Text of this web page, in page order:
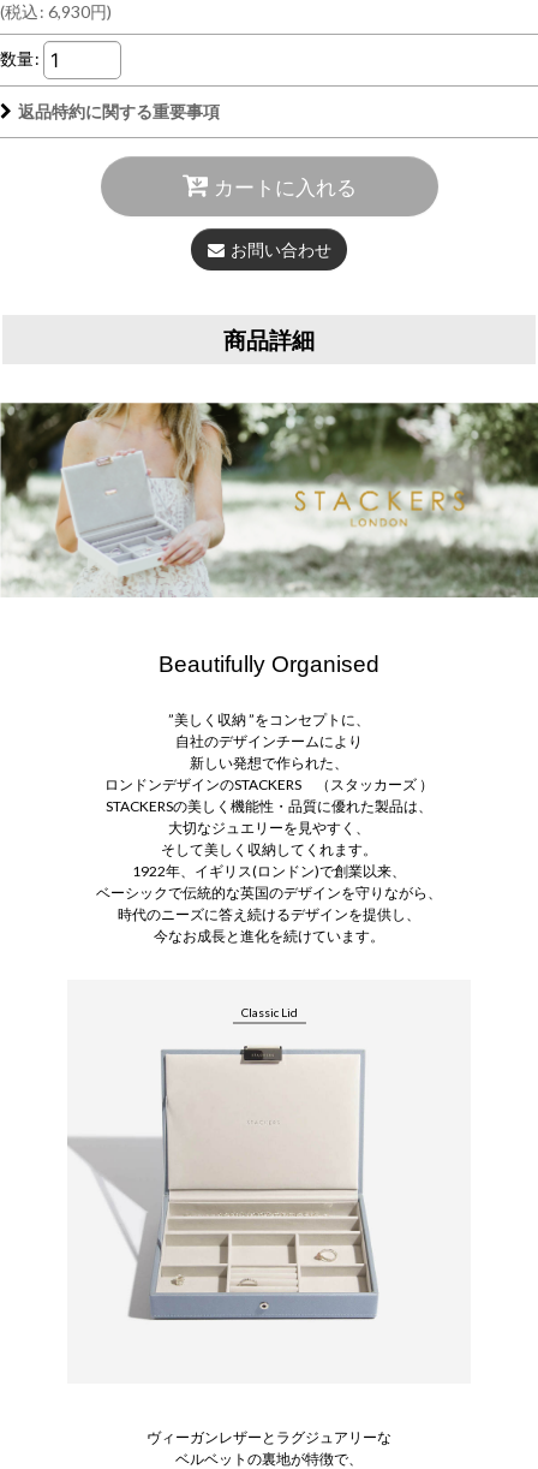
(税込: 6,930円)
数量:
返品特約に関する重要事項
カートに入れる
お問い合わせ
商品詳細
Beautifully Organised
”美しく収納 ”をコンセプトに、
自社のデザインチームにより
新しい発想で作られた、
ロンドンデザインのSTACKERS （スタッカーズ ）
STACKERSの美しく機能性・品質に優れた製品は、
大切なジュエリーを見やすく、
そして美しく収納してくれます。
1922年、イギリス(ロンドン)で創業以来、
ベーシックで伝統的な英国のデザインを守りながら、
時代のニーズに答え続けるデザインを提供し、
今なお成長と進化を続けています。
Classic Lid
ヴィーガンレザーとラグジュアリーな
ベルベットの裏地が特徴で、